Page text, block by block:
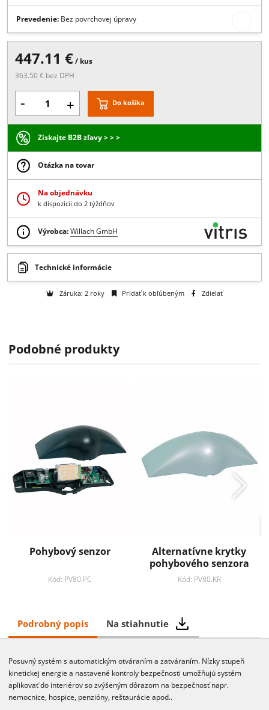
Kód: PV80.375
Popis:1x prijímač Home Matic, 2x vysielač
Prevedenie:Bez povrchovej úpravy
447.11 €/ kus
363.50 € bez DPH
- +
Získajte B2B zľavy > > >
Na objednávku
k dispozícii do 2 týždňov
Technické informácie
Podobné produkty
Pohybový senzor
Kód: PV80.PC
Alternatívne krytky
pohybového senzora
Kód: PV80.KR
Podrobný popis Na stiahnutie
Posuvný systém s automatickým otváraním a zatváraním. Nízky stupeň
kinetickej energie a nastavené kontroly bezpečnosti umožňujú systém
aplikovať do interiérov so zvýšeným dôrazom na bezpečnosť napr.
nemocnice, hospice, penzióny, reštaurácie apod..